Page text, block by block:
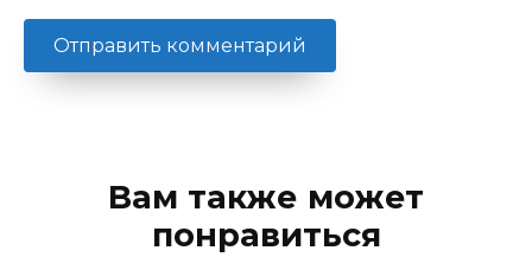
Вам также может
понравиться